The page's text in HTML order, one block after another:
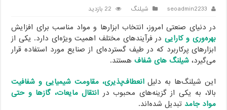
seoadmin2233 شیلنگ 22 بازدید
در دنیای صنعتی امروز، انتخاب ابزارها و مواد مناسب برای افزایش
بهره‌وری و کاراییدر فرآیندهای مختلف اهمیت ویژه‌ای دارد. یکی از
ابزارهای پرکاربرد که در طیف گسترده‌ای از صنایع مورد استفاده قرار
می‌گیرد،شیلنگ های شفافهستند.
این شیلنگ‌ها به دلیلانعطاف‌پذیری، مقاومت شیمیایی و شفافیت
بالا، به یکی از گزینه‌های محبوب درانتقال مایعات، گازها و حتی
مواد جامدتبدیل شده‌اند.